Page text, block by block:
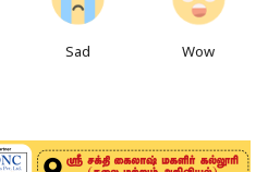
Sad Wow